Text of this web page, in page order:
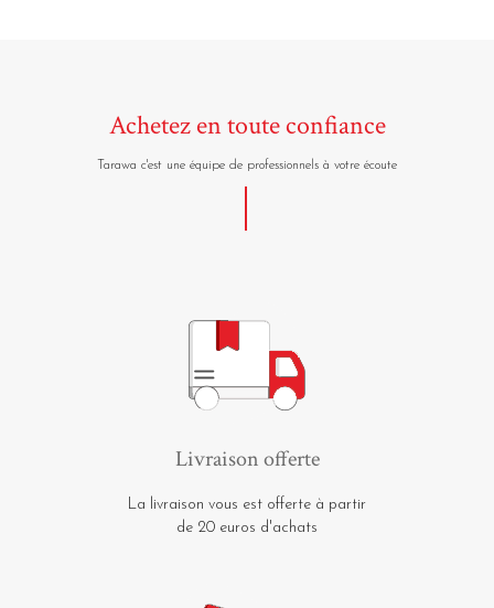
Achetez en toute confiance
Tarawa c'est une équipe de professionnels à votre écoute
Livraison offerte
La livraison vous est offerte à partir
de 20 euros d'achats